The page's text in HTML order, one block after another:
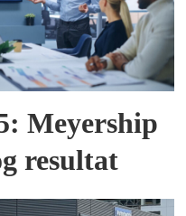
Meyership
resultat